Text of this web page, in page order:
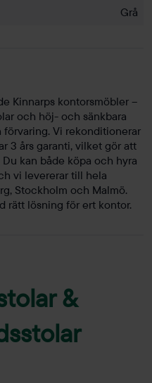
Grå
Kinnarps kontorsmöbler –
och höj- och sänkbara
Vi rekonditionerar
3 års garanti, vilket gör att
kan både köpa och hyra
vi levererar till hela
Stockholm och Malmö.
rätt lösning för ert kontor.
&